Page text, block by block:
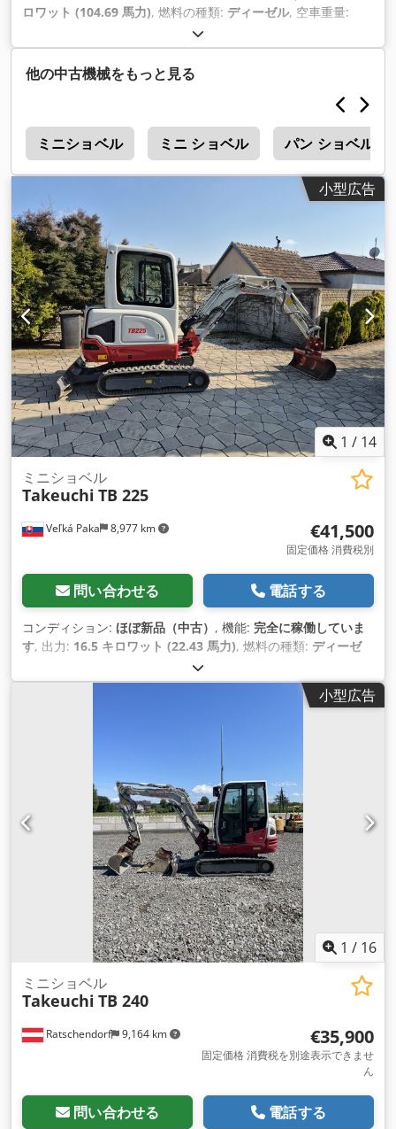
ロワット (104.69 馬力), 燃料の種類: ディーゼル, 空車重量:
, 製造年:
動方式:Diesel,
他の中古機械をもっと見る
ミニショベル ミニ ショベル パン ショベル
小型広告
1 / 14
Veľká Paka 8,977 km
ミニショベル
Takeuchi TB 225
€41,500
固定価格 消費税別
問い合わせる 電話する
コンディション: ほぼ新品（中古） , 機能: 完全に稼働していま
す, 出力: 16.5 キロワット (22.43 馬力), 燃料の種類: ディーゼ
2,400 kg（キログラム）
kg（キログラム）, 初回登録:02/2025, 製造年:2025, 稼働時
キャビン, ゴムク
小型広告
1 / 16
Ratschendorf 9,164 km
ミニショベル
Takeuchi TB 240
€35,900
固定価格 消費税を別途表示できませ
ん
問い合わせる 電話する